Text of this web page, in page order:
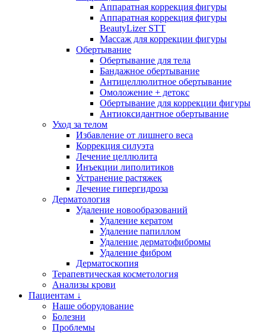
Аппаратная коррекция фигуры
Аппаратная коррекция фигуры
BeautyLizer STT
Массаж для коррекции фигуры
Обертывание
Обертывание для тела
Бандажное обертывание
Антицеллюлитное обертывание
Омоложение + детокс
Обертывание для коррекции фигуры
Антиоксидантное обертывание
Уход за телом
Избавление от лишнего веса
Коррекция силуэта
Лечение целлюлита
Инъекции липолитиков
Устранение растяжек
Лечение гипергидроза
Дерматология
Удаление новообразований
Удаление кератом
Удаление папиллом
Удаление дерматофибромы
Удаление фибром
Дерматоскопия
Терапевтическая косметология
Анализы крови
Пациентам ↓
Наше оборудование
Болезни
Проблемы